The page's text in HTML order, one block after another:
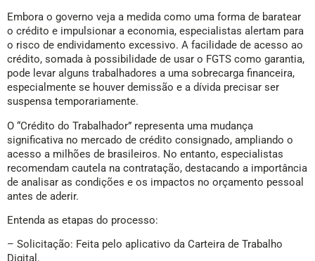
Embora o governo veja a medida como uma forma de baratear
o crédito e impulsionar a economia, especialistas alertam para
o risco de endividamento excessivo. A facilidade de acesso ao
crédito, somada à possibilidade de usar o FGTS como garantia,
pode levar alguns trabalhadores a uma sobrecarga financeira,
especialmente se houver demissão e a dívida precisar ser
suspensa temporariamente.
O “Crédito do Trabalhador” representa uma mudança
significativa no mercado de crédito consignado, ampliando o
acesso a milhões de brasileiros. No entanto, especialistas
recomendam cautela na contratação, destacando a importância
de analisar as condições e os impactos no orçamento pessoal
antes de aderir.
Entenda as etapas do processo:
– Solicitação: Feita pelo aplicativo da Carteira de Trabalho
Digital.